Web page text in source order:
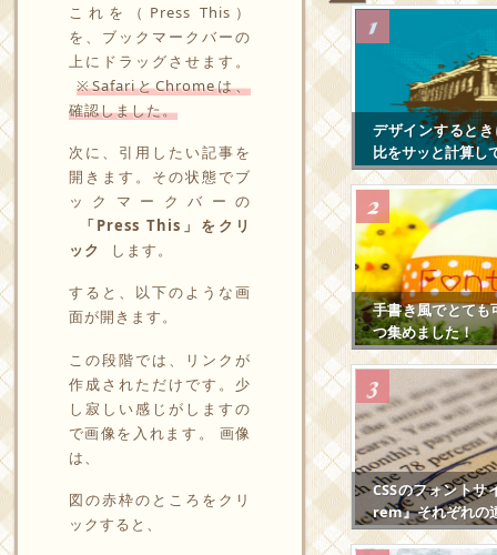
これを（Press This）
を、ブックマークバーの
上にドラッグさせます。
※SafariとChromeは、
確認しました。
次に、引用したい記事を
開きます。その状態でブ
ックマークバーの
「Press This」をクリ
ック
します。
すると、以下のような画
面が開きます。
この段階では、リンクが
作成されただけです。少
し寂しい感じがしますの
で画像を入れます。 画像
は、
図の赤枠のところをクリ
ックすると、
デザインすると
比をサッと計算し
手書き風でとても
つ集めました！
CSSのフォント
rem』それぞれの